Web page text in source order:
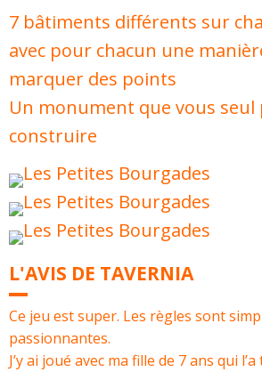
7 bâtiments différents sur
avec pour chacun une
marquer des points
Un monument que vous seul
construire
L'AVIS DE TAVERNIA
Ce jeu est super. Les règles sont
passionnantes.
J’y ai joué avec ma fille de 7 ans qui